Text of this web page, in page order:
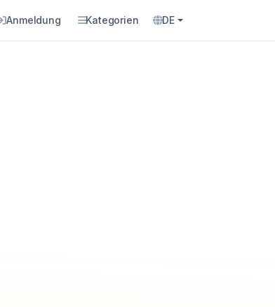
Anmeldung Kategorien DE